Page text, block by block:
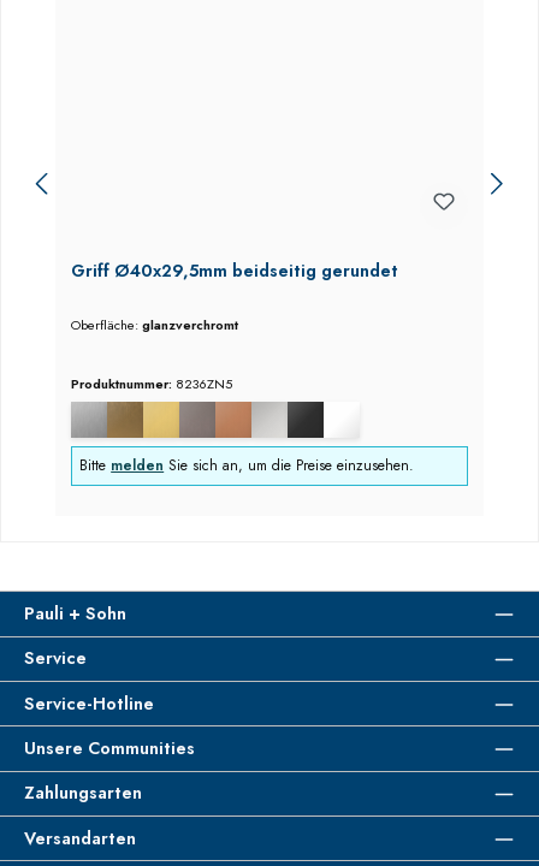
Griff Ø40x29,5mm beidseitig gerundet
Oberfläche:glanzverchromt
Produktnummer: 8236ZN5
Bitte melden Sie sich an, um die Preise einzusehen.
Pauli + Sohn
Service
Service-Hotline
Unsere Communities
Zahlungsarten
Versandarten